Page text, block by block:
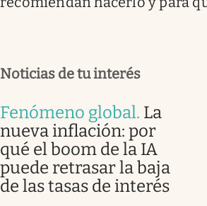
Noticias de tu interés
Fenómeno global. La
nueva inflación: por
qué el boom de la IA
puede retrasar la baja
de las tasas de interés